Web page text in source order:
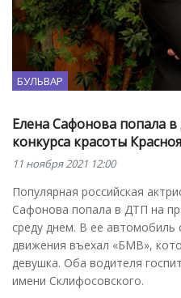
БУЛЬВАР
Елена Сафонова попала
конкурса красоты
11 ноября 2021 12:00
Популярная российская
Сафонова попала в ДТП на
среду днем. В ее автомобиль
движения въехал «БМВ»,
девушка. Оба водителя
имени Склифосовского.